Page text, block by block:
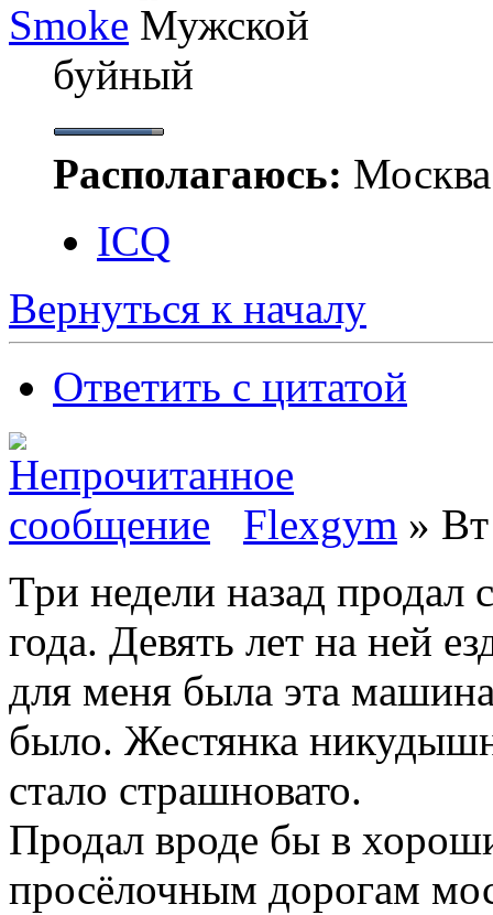
Smoke
буйный
Располагаюсь:
ICQ
Вернуться к началу
Ответить с цитатой
Flexgym »
Три недели назад продал
года. Девять лет на ней
для меня была эта
было. Жестянка
стало страшновато.
Продал вроде бы в
просёлочным дорогам